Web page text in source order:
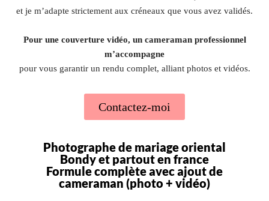
et je m’adapte strictement aux créneaux que vous avez validés.
Pour une couverture vidéo, un cameraman professionnel
m’accompagne
pour vous garantir un rendu complet, alliant photos et vidéos.
Contactez-moi
Photographe de mariage oriental
Bondy et partout en france
Formule complète avec ajout de
cameraman (photo + vidéo)